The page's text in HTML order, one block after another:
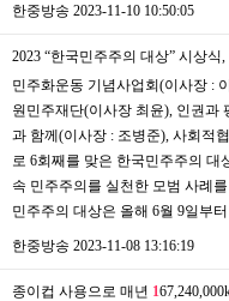
한중방송 2023-11-10 10:50:05
2023 “한국민주주의 대상” 시상식,
민주화운동 기념사업회(이사장 :
원민주재단(이사장 최윤), 인권과
과 함께(이사장 : 조병준), 사회적
로 6회째를 맞은 한국민주주의 대
속 민주주의를 실천한 모범 사례
민주주의 대상은 올해 6월 9일부
한중방송 2023-11-08 13:16:19
종이컵 사용으로 매년 1